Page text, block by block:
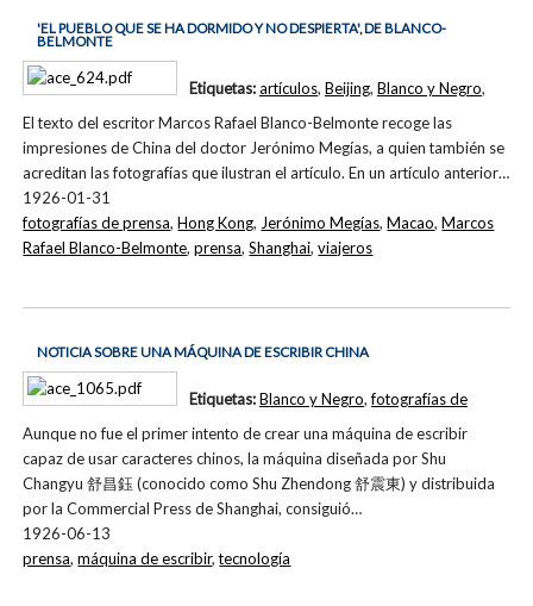
'EL PUEBLO QUE SE HA DORMIDO Y NO DESPIERTA', DE BLANCO-
BELMONTE
El texto del escritor Marcos Rafael Blanco-Belmonte recoge las
impresiones de China del doctor Jerónimo Megías, a quien también se
acreditan las fotografías que ilustran el artículo. En un artículo anterior…
1926-01-31
Etiquetas:artículos, Beijing, Blanco y Negro,
fotografías de prensa,Hong Kong, Jerónimo Megías,Macao,Marcos
Rafael Blanco-Belmonte,prensa,Shanghai,viajeros
NOTICIA SOBRE UNA MÁQUINA DE ESCRIBIR CHINA
Aunque no fue el primer intento de crear una máquina de escribir
capaz de usar caracteres chinos, la máquina diseñada por Shu
Changyu 舒昌鈺 (conocido como Shu Zhendong 舒震東) y distribuida
por la Commercial Press de Shanghai, consiguió…
1926-06-13
Etiquetas:Blanco y Negro,fotografías de
prensa,máquina de escribir,tecnología